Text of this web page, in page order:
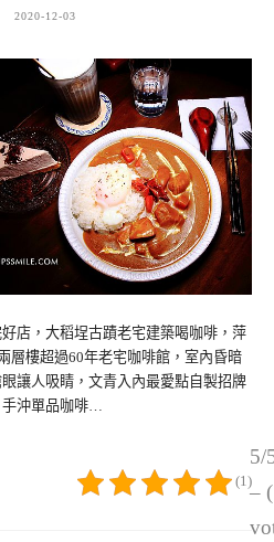
2020-12-03
店，大稻埕古蹟老宅建築喝咖啡，萍
層樓超過60年老宅咖啡館，室內昏暗
讓人吸睛，文青入內最愛點自製招牌
手沖單品咖啡…
5/
–
(1)